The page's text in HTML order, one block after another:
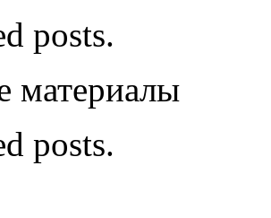
posts.
материалы
posts.